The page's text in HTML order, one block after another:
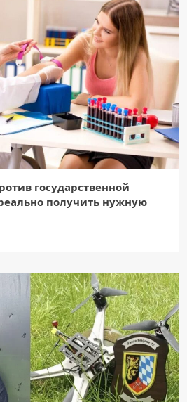
государственной
получить нужную